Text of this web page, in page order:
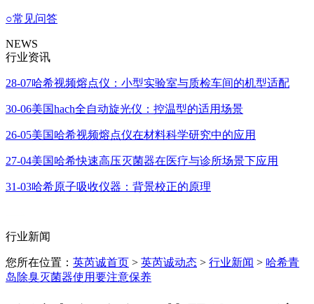
○常见问答
NEWS
行业资讯
28-07哈希视频熔点仪：小型实验室与质检车间的机型适配
30-06美国hach全自动旋光仪：控温型的适用场景
26-05美国哈希视频熔点仪在材料科学研究中的应用
27-04美国哈希快速高压灭菌器在医疗与诊所场景下应用
31-03哈希原子吸收仪器：背景校正的原理
行业新闻
您所在位置： 英芮诚首页 > 英芮诚动态 > 行业新闻 > 哈希青
岛除臭灭菌器使用要注意保养